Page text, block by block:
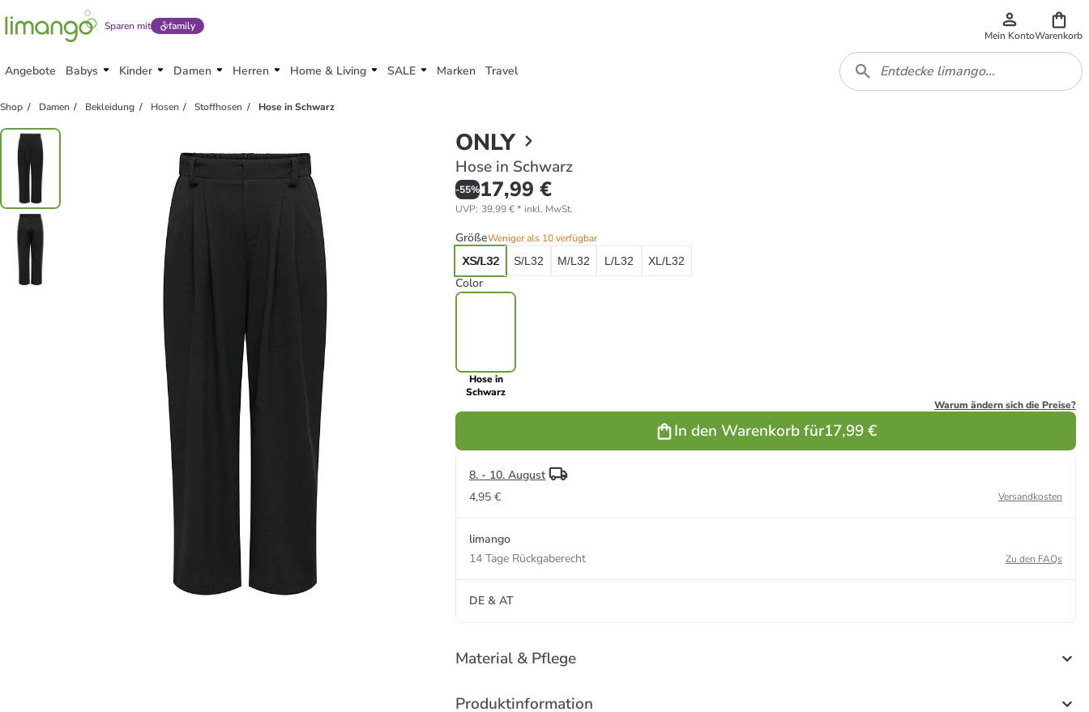
Sparen mit family
Mein KontoWarenkorb
Angebote Babys Kinder Damen Herren Home & Living SALE Marken Travel
Shop Damen Bekleidung Hosen Stoffhosen Hose in Schwarz
ONLY
Hose in Schwarz
-55%17,99 €
UVP: 39,99 €* inkl. MwSt.
GrößeWeniger als 10 verfügbar
XS/L32
S/L32 M/L32 L/L32 XL/L32
Color
Hose in
Schwarz
Warum ändern sich die Preise?
In den Warenkorb für17,99 €
8. - 10. August
4,95 €
Versandkosten
limango
14 Tage Rückgaberecht
Zu den FAQs
DE & AT
Material & Pflege
Produktinformation